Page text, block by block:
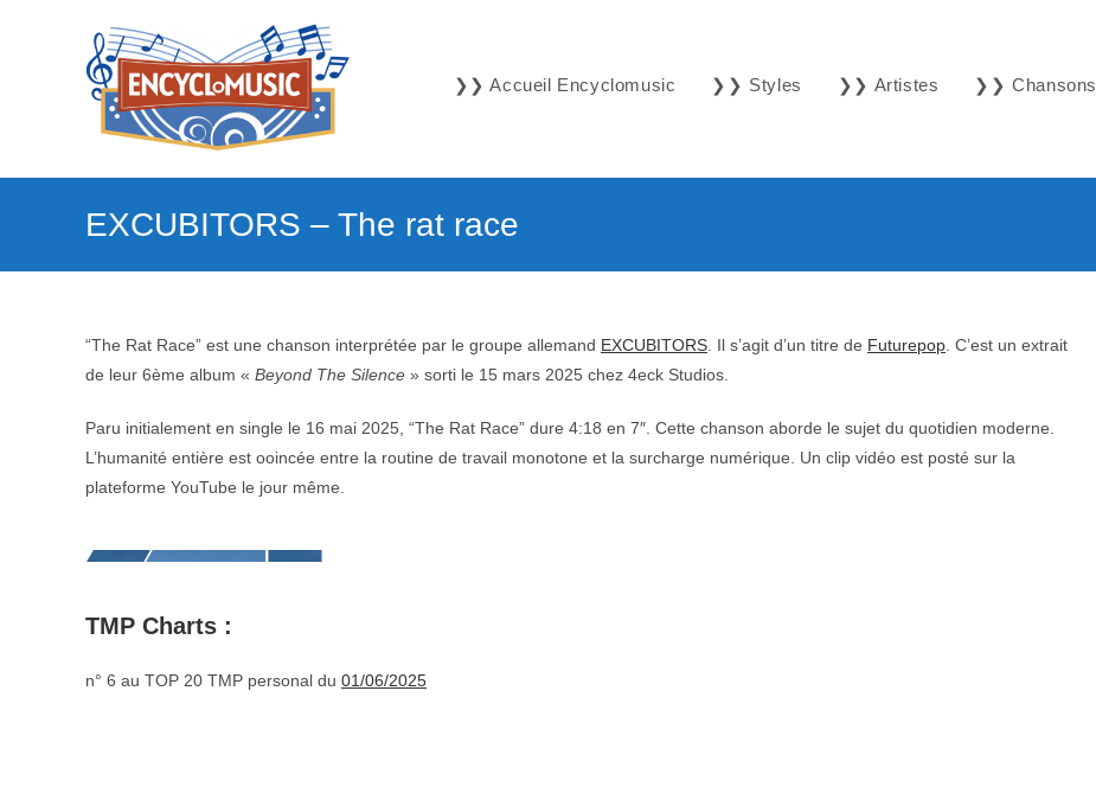
❯❯ Accueil Encyclomusic ❯❯ Styles ❯❯ Artistes ❯❯ Chansons
EXCUBITORS – The rat race
“The Rat Race” est une chanson interprétée par le groupe allemand EXCUBITORS . Il s’agit d’un titre de Futurepop . C’est un extrait
de leur 6ème album « Beyond The Silence » sorti le 15 mars 2025 chez 4eck Studios.
Paru initialement en single le 16 mai 2025, “The Rat Race” dure 4:18 en 7″. Cette chanson aborde le sujet du quotidien moderne.
L’humanité entière est ooincée entre la routine de travail monotone et la surcharge numérique. Un clip vidéo est posté sur la
plateforme YouTube le jour même.
TMP Charts :
n° 6 au TOP 20 TMP personal du 01/06/2025